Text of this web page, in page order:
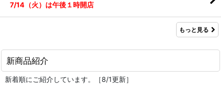
7/14（火）は午後１時開店
もっと見る
新商品紹介
新着順にご紹介しています。［8/1更新］